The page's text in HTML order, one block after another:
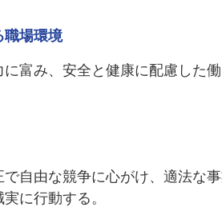
職場環境
富み、安全と健康に配慮した
自由な競争に心がけ、適法な
に行動する。